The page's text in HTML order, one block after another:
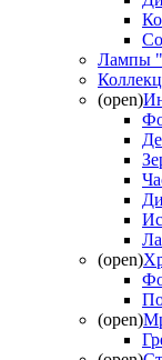
Лампы
(open)
(open)
(open)